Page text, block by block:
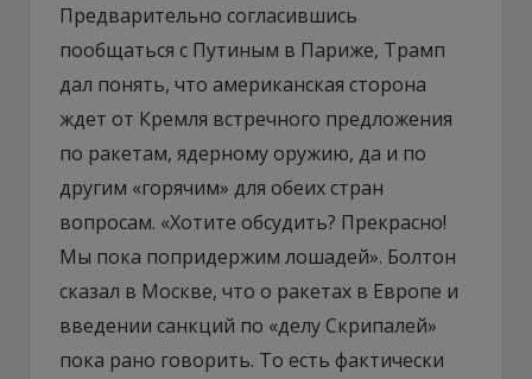
Предварительно согласившись
пообщаться с Путиным в Париже, Трамп
дал понять, что американская сторона
ждет от Кремля встречного предложения
по ракетам, ядерному оружию, да и по
другим «горячим» для обеих стран
вопросам. «Хотите обсудить? Прекрасно!
Мы пока попридержим лошадей». Болтон
сказал в Москве, что о ракетах в Европе и
введении санкций по «делу Скрипалей»
пока рано говорить. То есть фактически